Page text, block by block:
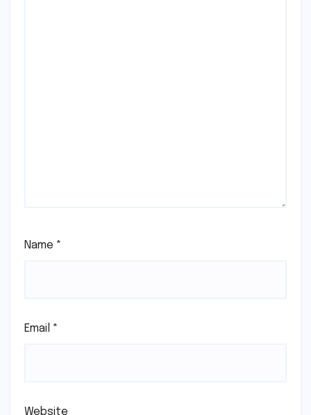
Name *
Email *
Website